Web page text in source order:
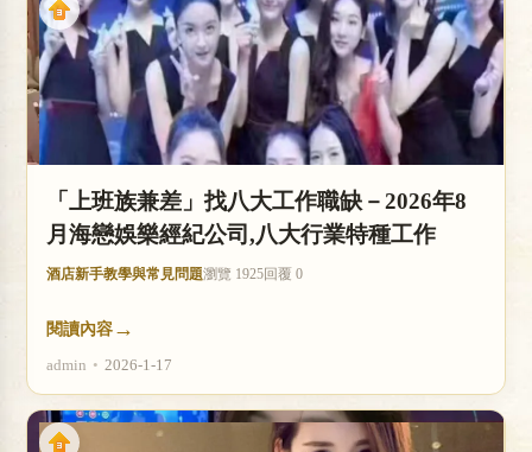
「上班族兼差」找八大工作職缺－2026年8
月海戀娛樂經紀公司,八大行業特種工作
酒店新手教學與常見問題瀏覽 1925回覆 0
閱讀內容 →
admin • 2026-1-17